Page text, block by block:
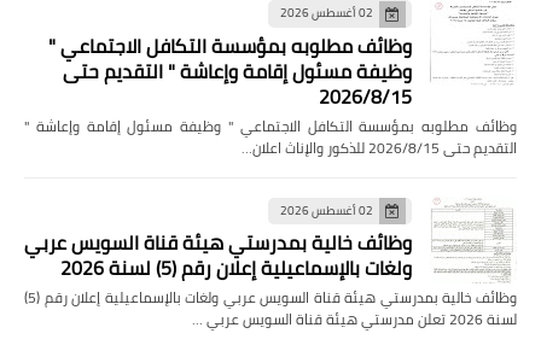
02 أغسطس 2026
وظائف مطلوبه بمؤسسة التكافل الاجتماعي "
وظيفة مسئول إقامة وإعاشة " التقديم حتى
2026/8/15
وظائف مطلوبه بمؤسسة التكافل الاجتماعي " وظيفة مسئول إقامة وإعاشة "
التقديم حتى 2026/8/15 للذكور والإناث اعلان…
02 أغسطس 2026
وظائف خالية بمدرستي هيئة قناة السويس عربي
ولغات بالإسماعيلية إعلان رقم (5) لسنة 2026
وظائف خالية بمدرستي هيئة قناة السويس عربي ولغات بالإسماعيلية إعلان رقم (5)
لسنة 2026 تعلن مدرستي هيئة قناة السويس عربي …